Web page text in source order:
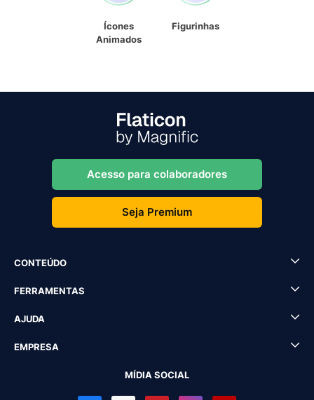
Ícones
Animados
Figurinhas
Acesso para colaboradores
Seja Premium
CONTEÚDO
FERRAMENTAS
AJUDA
EMPRESA
MÍDIA SOCIAL